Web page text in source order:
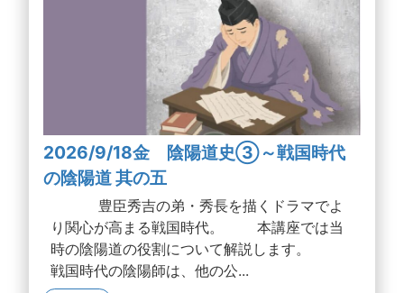
2026/9/18金 陰陽道史③～戦国時代
の陰陽道 其の五
豊臣秀吉の弟・秀長を描くドラマでよ
り関心が高まる戦国時代。 本講座では当
時の陰陽道の役割について解説します。
戦国時代の陰陽師は、他の公...